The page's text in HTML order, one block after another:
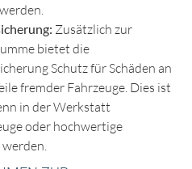
Zusätzlich zur
bietet die
Schutz für Schäden an
fremder Fahrzeuge. Dies ist
in der Werkstatt
oder hochwertige